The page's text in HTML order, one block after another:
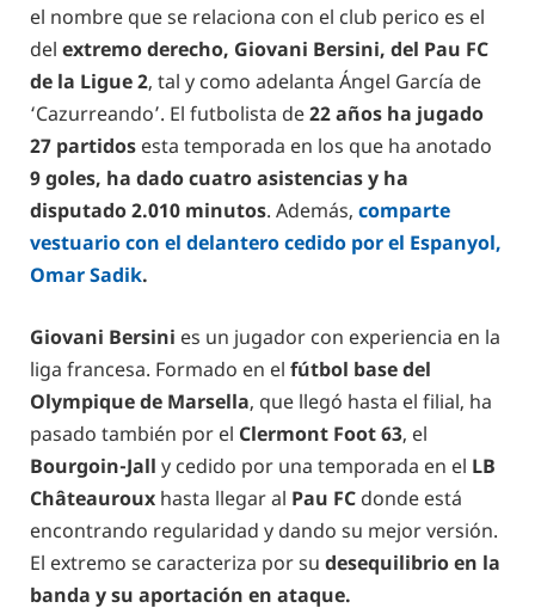
el nombre que se relaciona con el club perico es el
del extremo derecho, Giovani Bersini, del Pau FC
de la Ligue 2, tal y como adelanta Ángel García de
‘Cazurreando’. El futbolista de22 años ha jugado
27 partidos esta temporada en los que ha anotado
9 goles, ha dado cuatro asistencias y ha
disputado 2.010 minutos. Además, comparte
vestuario con el delantero cedido por el Espanyol,
Omar Sadik.
Giovani Bersini es un jugador con experiencia en la
liga francesa. Formado en el fútbol base del
Olympique de Marsella, que llegó hasta el filial, ha
pasado también por el Clermont Foot 63, el
Bourgoin-Jall y cedido por una temporada en el LB
Châteauroux hasta llegar al Pau FC donde está
encontrando regularidad y dando su mejor versión.
El extremo se caracteriza por su desequilibrio en la
banda y su aportación en ataque.